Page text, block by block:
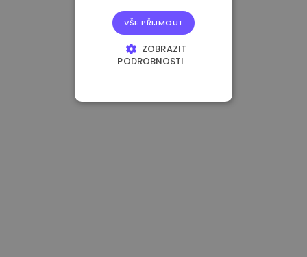
VŠE PŘIJMOUT
ZOBRAZIT
PODROBNOSTI